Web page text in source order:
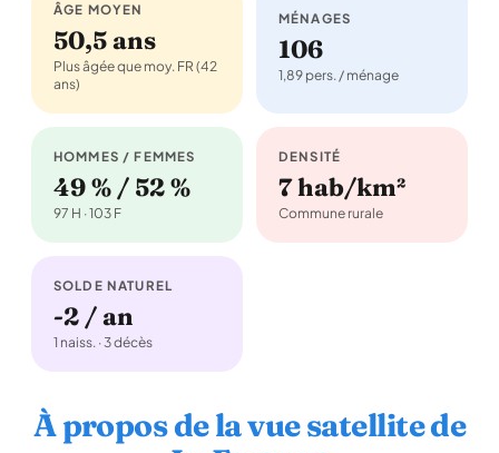
ÂGE MOYEN
50,5 ans
Plus âgée que moy. FR (42
ans)
MÉNAGES
106
1,89 pers. / ménage
HOMMES / FEMMES
49 % / 52 %
97 H · 103 F
DENSITÉ
7 hab/km²
Commune rurale
SOLDE NATUREL
-2 / an
1 naiss. · 3 décès
À propos de la vue satellite de